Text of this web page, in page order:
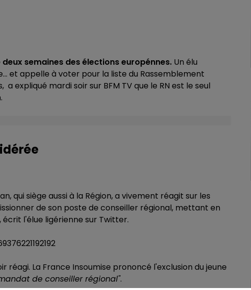
semaines des élections europénnes. Un élu
et appelle à voter pour la liste du Rassemblement
expliqué mardi soir sur BFM TV que le RN est le seul
qui siège aussi à la Région, a vivement réagit sur les
de son poste de conseiller régional, mettant en
, écrit l'élue ligérienne sur Twitter.
réagi. La France Insoumise prononcé l'exclusion du jeune
de conseiller régional".